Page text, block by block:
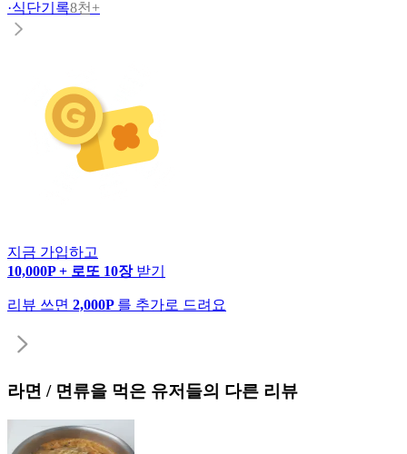
·식단기록8천+
지금 가입하고
10,000P + 로또 10장 받기
리뷰 쓰면 2,000P 를 추가로 드려요
라면 / 면류을 먹은 유저들의 다른 리뷰